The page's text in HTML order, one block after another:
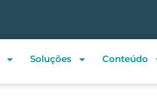
Soluções Conteúdo